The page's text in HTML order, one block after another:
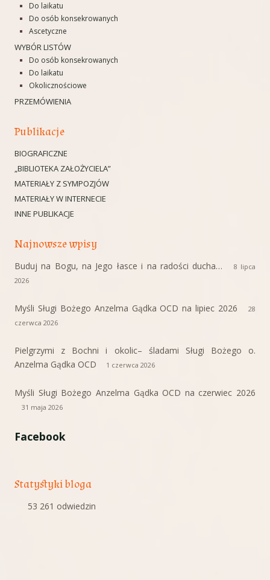
Do laikatu
Do osób konsekrowanych
Ascetyczne
WYBÓR LISTÓW
Do osób konsekrowanych
Do laikatu
Okolicznościowe
PRZEMÓWIENIA
Publikacje
BIOGRAFICZNE
„BIBLIOTEKA ZAŁOŻYCIELA”
MATERIAŁY Z SYMPOZJÓW
MATERIAŁY W INTERNECIE
INNE PUBLIKACJE
Najnowsze wpisy
Buduj na Bogu, na Jego łasce i na radości ducha…
8 lipca
2026
Myśli Sługi Bożego Anzelma Gądka OCD na lipiec 2026
28
czerwca 2026
Pielgrzymi z Bochni i okolic– śladami Sługi Bożego o.
Anzelma Gądka OCD
1 czerwca 2026
Myśli Sługi Bożego Anzelma Gądka OCD na czerwiec 2026
31 maja 2026
Facebook
Statystyki bloga
53 261 odwiedzin